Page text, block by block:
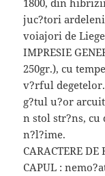
1800, din
juc?tori
voiajori de
IMPRESIE
250gr.), cu
v?rful
g?tul u?or
n stol str?ns, cu
n?l?ime.
CARACTERE DE
CAPUL :